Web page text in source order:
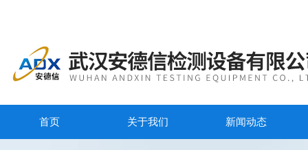
首页 关于我们 新闻动态